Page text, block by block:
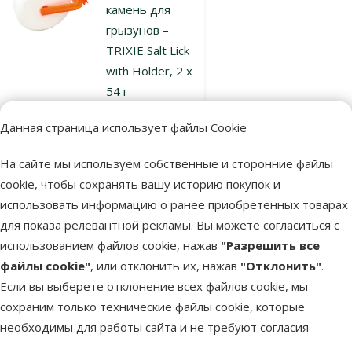
Данная страница использует файлы Cookie
На сайте мы используем собственные и сторонние файлы
cookie, чтобы сохранять вашу историю покупок и
использовать информацию о ранее приобретенных товарах
для показа релевантной рекламы. Вы можете согласиться с
использованием файлов cookie, нажав "Разрешить все
файлы cookie", или отклонить их, нажав "Отклонить".
Если вы выберете отклонение всех файлов cookie, мы
сохраним только технические файлы cookie, которые
необходимы для работы сайта и не требуют согласия
камень для
грызунов –
TRIXIE Salt Lick
with Holder, 2 x
54 г
В наличии В корзину
Минеральный
камень для
грызунов –
TRIXIE Salt Lick
Stone, 84 г
Оценка 0%